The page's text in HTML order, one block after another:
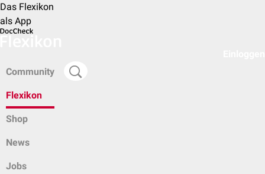
Das Flexikon
als App
Community
Flexikon
Shop
News
Jobs